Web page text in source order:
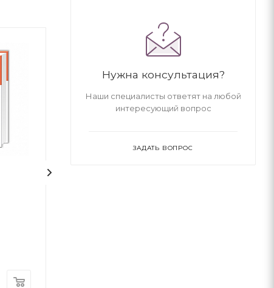
Нужна консультация?
Наши специалисты ответят на любой
интересующий вопрос
ЗАДАТЬ ВОПРОС